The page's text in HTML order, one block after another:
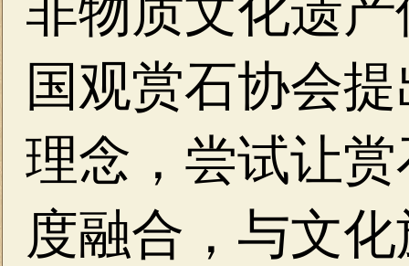
非物质文化遗
国观赏石协会
理念，尝试让
度融合，与文